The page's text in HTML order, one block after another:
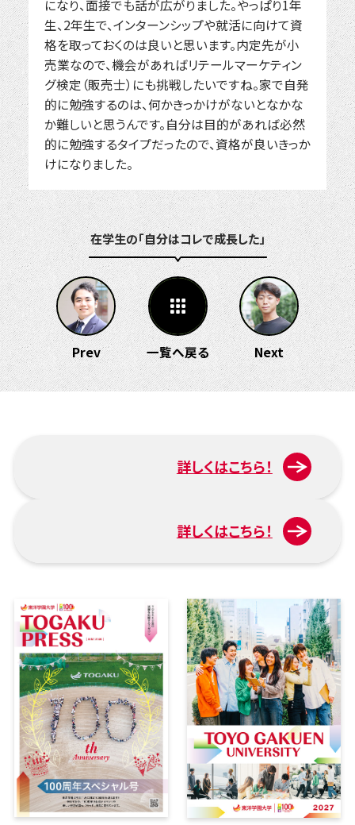
になり、面接でも話が広がりました。やっぱり1年
生、2年生で、インターンシップや就活に向けて資
格を取っておくのは良いと思います。内定先が小
売業なので、機会があればリテールマーケティン
グ検定（販売士）にも挑戦したいですね。家で自発
的に勉強するのは、何かきっかけがないとなかな
か難しいと思うんです。自分は目的があれば必然
的に勉強するタイプだったので、資格が良いきっか
けになりました。
在学生の「自分はコレで成長した」
Prev 一覧へ戻る Next
詳しくはこちら！
詳しくはこちら！